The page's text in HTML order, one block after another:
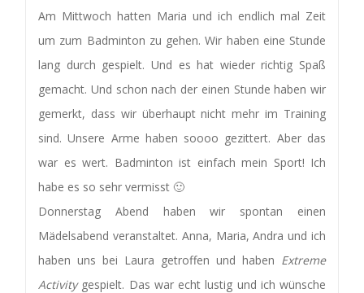
Am Mittwoch hatten Maria und ich endlich mal Zeit
um zum Badminton zu gehen. Wir haben eine Stunde
lang durch gespielt. Und es hat wieder richtig Spaß
gemacht. Und schon nach der einen Stunde haben wir
gemerkt, dass wir überhaupt nicht mehr im Training
sind. Unsere Arme haben soooo gezittert. Aber das
war es wert. Badminton ist einfach mein Sport! Ich
habe es so sehr vermisst 🙂
Donnerstag Abend haben wir spontan einen
Mädelsabend veranstaltet. Anna, Maria, Andra und ich
haben uns bei Laura getroffen und haben Extreme
Activitygespielt. Das war echt lustig und ich wünsche